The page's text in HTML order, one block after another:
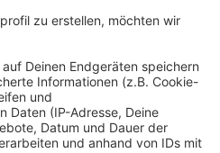
beispielsweise musste eine
darüber auf
hatte. Die
Donum Vitae im
der Paragraf wegfallen